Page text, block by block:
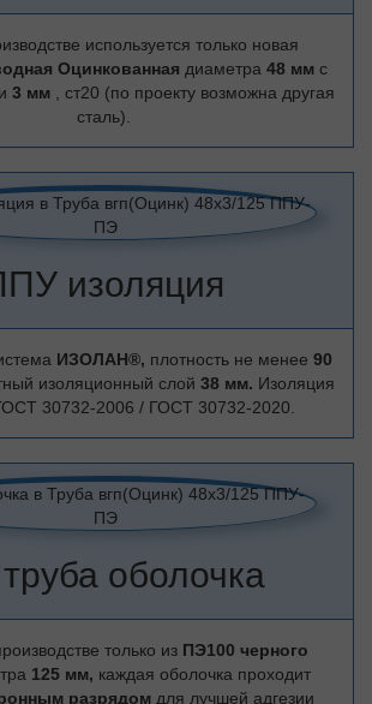
используется только новая
Оцинкованная диаметра 48 ммс
3 мм , ст20 (по проекту возможна другая
сталь).
изоляция
ИЗОЛАН®, плотность не менее 90
изоляционный слой 38 мм. Изоляция
30732-2006 / ГОСТ 30732-2020.
оболочка
только из ПЭ100 черного
125 мм, каждая оболочка проходит
разрядом для лучшей адгезии